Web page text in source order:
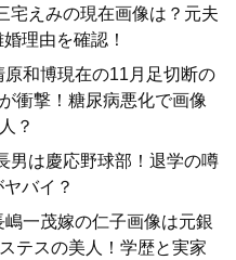
宅えみの現在画像は？元夫
理由を確認！
原和博現在の11月足切断の
衝撃！糖尿病悪化で画像
？
男は慶応野球部！退学の噂
バイ？
嶋一茂嫁の仁子画像は元銀
テスの美人！学歴と実家